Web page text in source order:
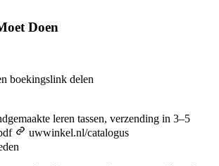
Doen
boekingslink delen
leren tassen, verzending in 3–5
uwwinkel.nl/catalogus